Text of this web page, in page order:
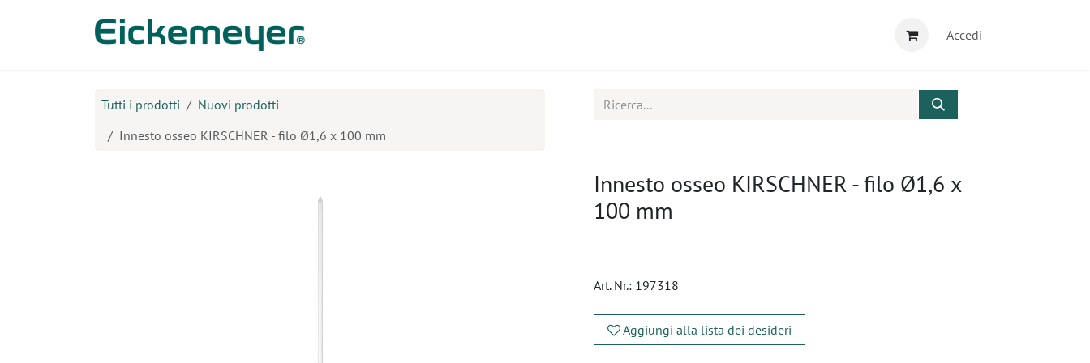
Accedi
Tutti i prodotti
Nuovi prodotti
Innesto osseo KIRSCHNER - filo Ø1,6 x 100 mm
Innesto osseo KIRSCHNER - filo Ø1,6 x
100 mm
Art. Nr.: 197318
Aggiungi alla lista dei desideri